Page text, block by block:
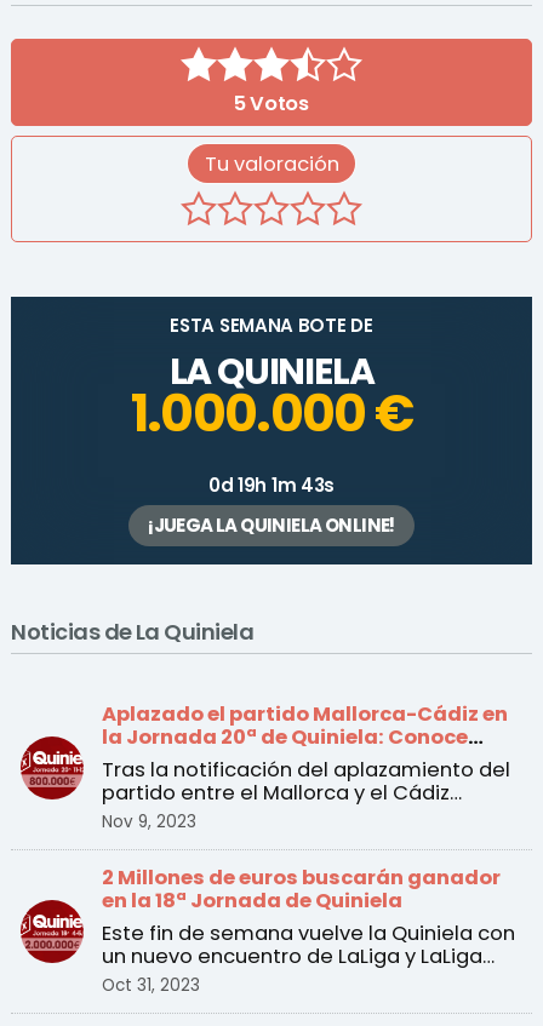
5Votos
Tu valoración
ESTA SEMANA BOTE DE
LA QUINIELA
1.000.000 €
0d 19h 1m 43s
¡JUEGA LA QUINIELA ONLINE!
Noticias de La Quiniela
Aplazado el partido Mallorca-Cádiz en
la Jornada 20ª de Quiniela: Conoce
todos los cambios
Tras la notificación del aplazamiento del
partido entre el Mallorca y el Cádiz
incluido en la 20 ...
Nov 9, 2023
2 Millones de euros buscarán ganador
en la 18ª Jornada de Quiniela
Este fin de semana vuelve la Quiniela con
un nuevo encuentro de LaLiga y LaLiga
Hypermotion a pa ...
Oct 31, 2023